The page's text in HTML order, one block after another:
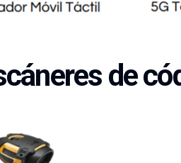
de